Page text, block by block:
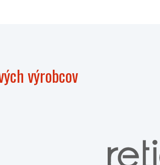
výrobcov